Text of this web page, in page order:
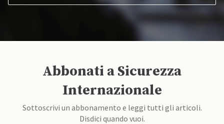
Abbonati a Sicurezza
Internazionale
Sottoscrivi un abbonamento e leggi tutti gli articoli.
Disdici quando vuoi.